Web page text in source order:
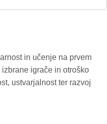
in učenje na prvem
igrače in otroško
ustvarjalnost ter razvoj